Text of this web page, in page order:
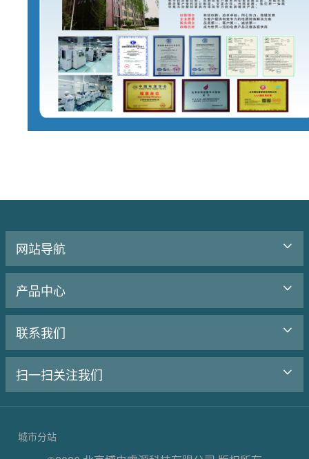
网站导航
产品中心
联系我们
扫一扫关注我们
城市分站